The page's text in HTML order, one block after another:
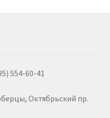
554-60-41
Октябрьский пр.